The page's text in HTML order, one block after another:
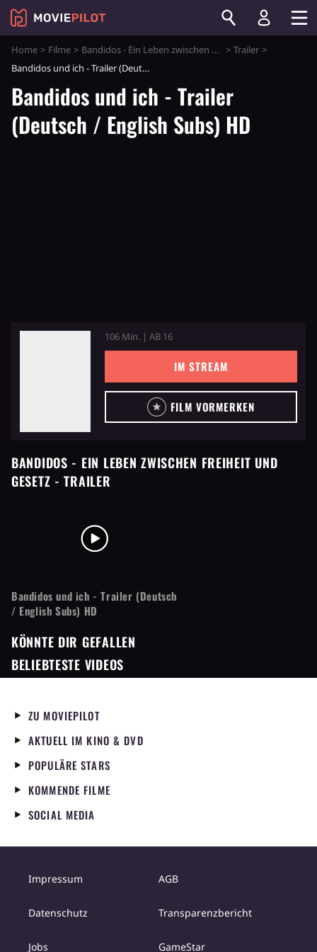
Home Filme Bandidos - Ein Leben zwischen Freiheit und Gesetz
Trailer
Bandidos und ich - Trailer (Deutsch / English Subs) HD
Bandidos und ich - Trailer
(Deutsch / English Subs) HD
106 Min. | AB 16
IM STREAM
FILM VORMERKEN
BANDIDOS - EIN LEBEN ZWISCHEN FREIHEIT UND
GESETZ - TRAILER
Bandidos und ich - Trailer (Deutsch
/ English Subs) HD
KÖNNTE DIR GEFALLEN
BELIEBTESTE VIDEOS
ZU MOVIEPILOT
AKTUELL IM KINO & DVD
POPULÄRE STARS
KOMMENDE FILME
SOCIAL MEDIA
Impressum AGB
Datenschutz Transparenzbericht
Jobs GameStar